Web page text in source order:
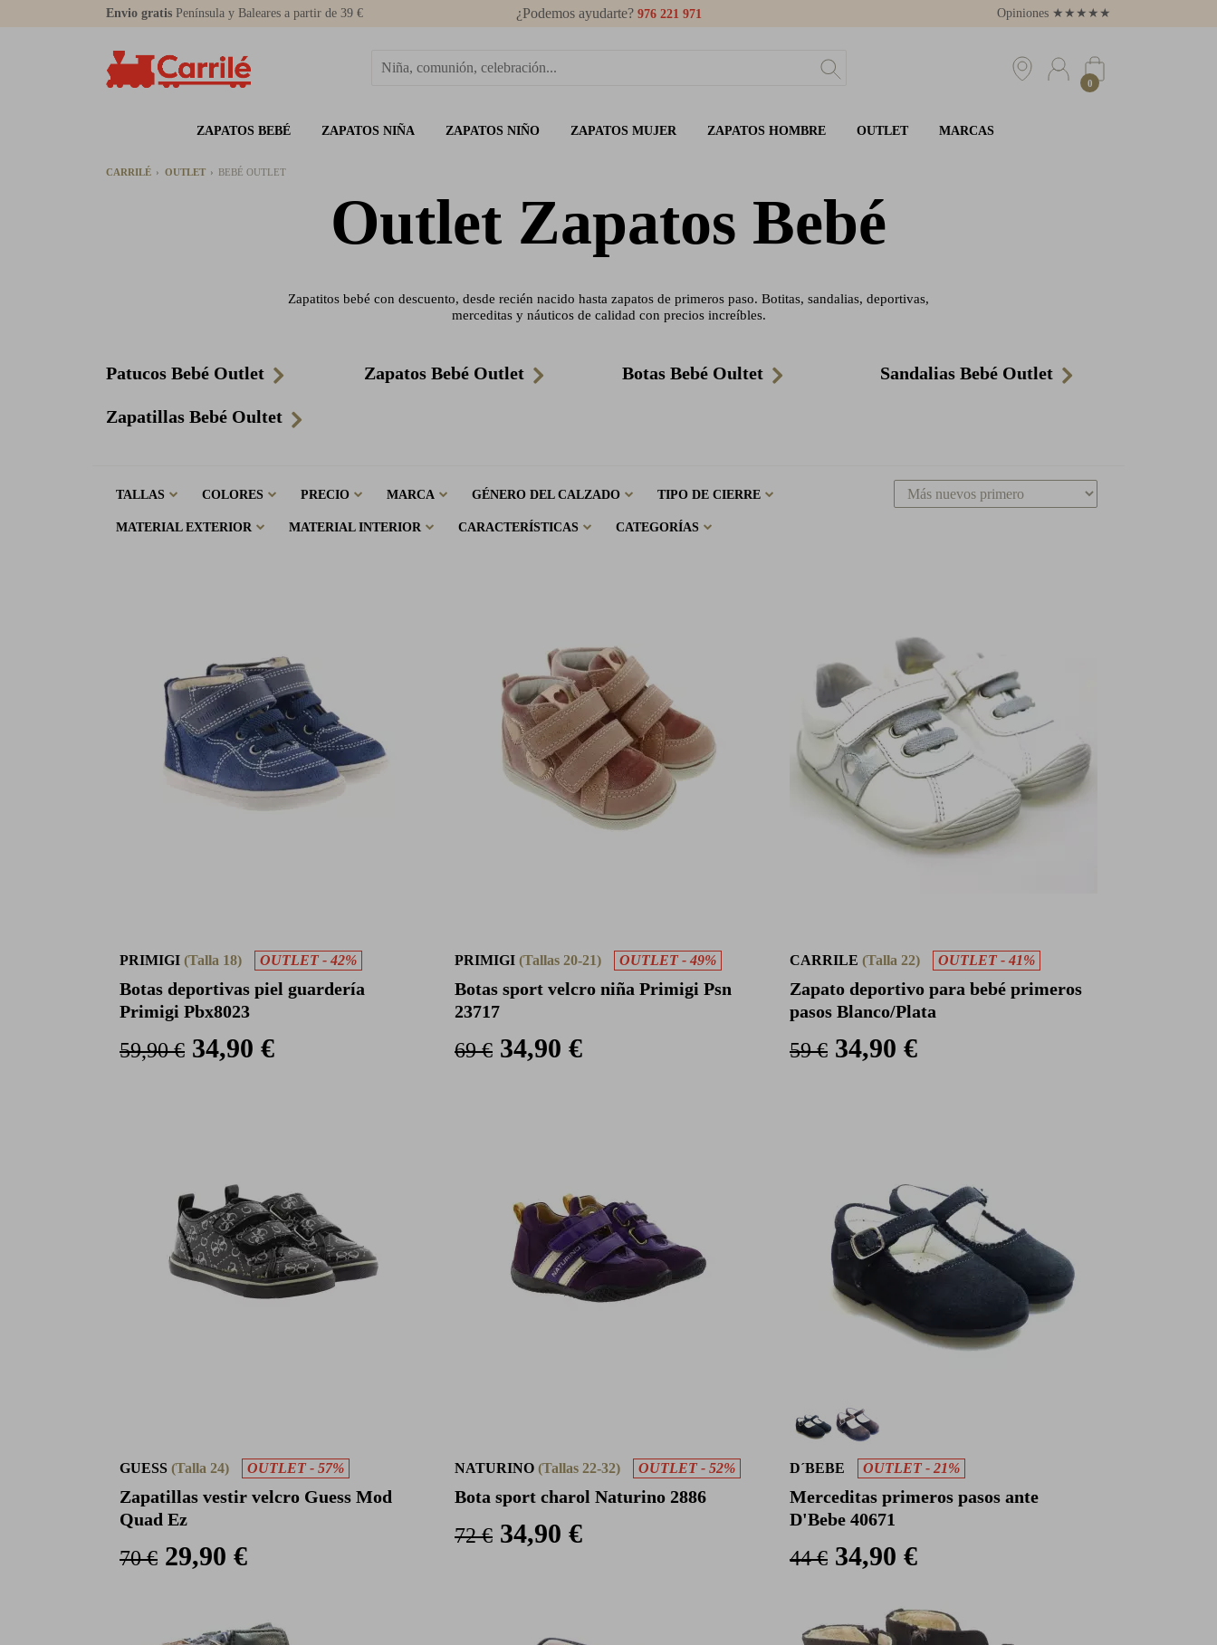
Envio gratis Península y Baleares a partir de 39 € ¿Podemos ayudarte? 976 221 971 Opiniones ★ ★ ★ ★ ★
0
ZAPATOS BEBÉ ZAPATOS NIÑA ZAPATOS NIÑO ZAPATOS MUJER ZAPATOS HOMBRE OUTLET MARCAS
CARRILÉ OUTLET BEBÉ OUTLET
Outlet Zapatos Bebé
Zapatitos bebé con descuento, desde recién nacido hasta zapatos de primeros paso. Botitas, sandalias, deportivas,
merceditas y náuticos de calidad con precios increíbles.
Patucos Bebé Outlet Zapatos Bebé Outlet Botas Bebé Oultet Sandalias Bebé Outlet
Zapatillas Bebé Oultet
TALLAS COLORES PRECIO MARCA GÉNERO DEL CALZADO TIPO DE CIERRE
MATERIAL EXTERIOR MATERIAL INTERIOR CARACTERÍSTICAS CATEGORÍAS
PRIMIGI (Talla 18) OUTLET - 42%
Botas deportivas piel guardería
Primigi Pbx8023
59,90 € 34,90 €
PRIMIGI (Tallas 20-21) OUTLET - 49%
Botas sport velcro niña Primigi Psn
23717
69 € 34,90 €
CARRILE (Talla 22) OUTLET - 41%
Zapato deportivo para bebé primeros
pasos Blanco/Plata
59 € 34,90 €
GUESS (Talla 24) OUTLET - 57%
Zapatillas vestir velcro Guess Mod
Quad Ez
70 € 29,90 €
NATURINO (Tallas 22-32) OUTLET - 52%
Bota sport charol Naturino 2886
72 € 34,90 €
D´BEBE OUTLET - 21%
Merceditas primeros pasos ante
D'Bebe 40671
44 € 34,90 €